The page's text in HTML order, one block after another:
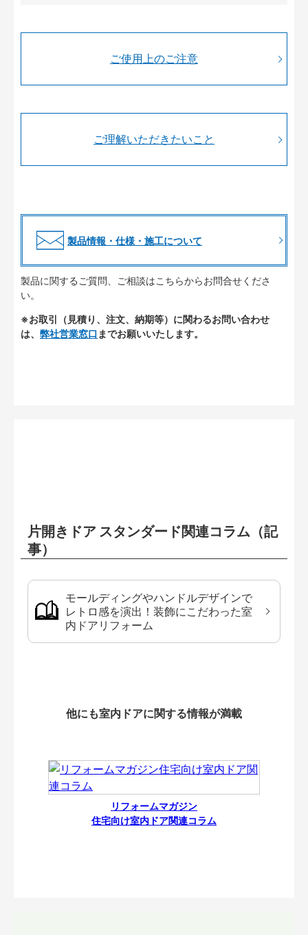
ご使用上のご注意
ご理解いただきたいこと
製品情報・仕様・施工について
製品に関するご質問、ご相談はこちらからお問合せくださ
い。
※お取引（見積り、注文、納期等）に関わるお問い合わせ
は、 弊社営業窓口 までお願いいたします。
片開きドア スタンダード関連コラム（記
事）
モールディングやハンドルデザインで
レトロ感を演出！装飾にこだわった室
内ドアリフォーム
他にも室内ドアに関する情報が満載
リフォームマガジン
住宅向け室内ドア関連コラム